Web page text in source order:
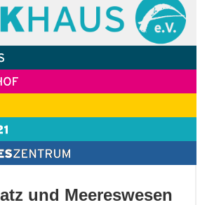
und Meereswesen